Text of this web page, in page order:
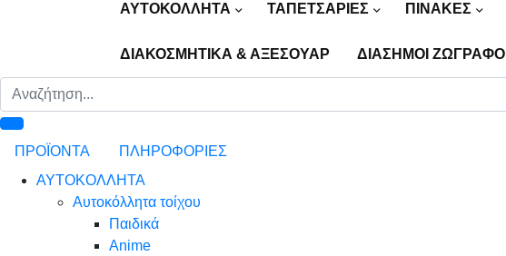
ΑΥΤΟΚΟΛΛΗΤΑ ΤΑΠΕΤΣΑΡΙΕΣ ΠΙΝΑΚΕΣ
ΔΙΑΚΟΣΜΗΤΙΚΑ & ΑΞΕΣΟΥΑΡ ΔΙΑΣΗΜΟΙ ΖΩΓΡΑΦΟΙ
ΠΡΟΪΟΝΤΑ
ΠΛΗΡΟΦΟΡΙΕΣ
ΑΥΤΟΚΟΛΛΗΤΑ
Αυτοκόλλητα τοίχου
Παιδικά
Anime